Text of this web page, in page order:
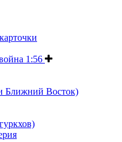
1:56
Ближний Восток)